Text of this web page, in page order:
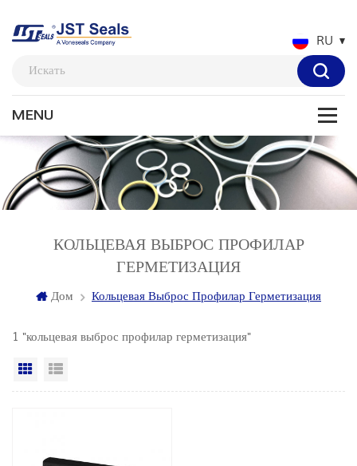
RU
КОЛЬЦЕВАЯ ВЫБРОС ПРОФИЛАР
ГЕРМЕТИЗАЦИЯ
Дом Кольцевая Выброс Профилар Герметизация
1 "кольцевая выброс профилар герметизация"
Вид сетки